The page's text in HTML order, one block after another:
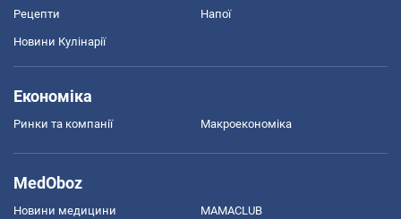
Рецепти Напої
Новини Кулінарії
Економіка
Ринки та компанії Макроекономіка
MedOboz
Новини медицини MAMACLUB